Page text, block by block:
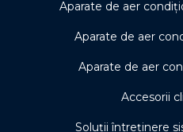
Aparate de aer
Aparate de aer
Aparate de aer
Accesorii
Soluţii întreţinere